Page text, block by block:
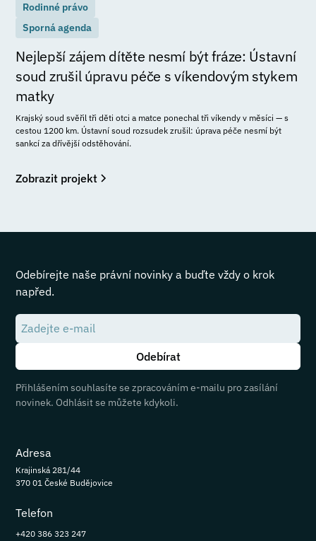
Rodinné právo
Sporná agenda
Nejlepší zájem dítěte nesmí být fráze: Ústavní
soud zrušil úpravu péče s víkendovým stykem
matky
Krajský soud svěřil tři děti otci a matce ponechal tři víkendy v měsíci — s
cestou 1200 km. Ústavní soud rozsudek zrušil: úprava péče nesmí být
sankcí za dřívější odstěhování.
Zobrazit projekt
Odebírejte naše právní novinky a buďte vždy o krok
napřed.
Přihlášením souhlasíte se zpracováním e-mailu pro zasílání
novinek. Odhlásit se můžete kdykoli.
Adresa
Krajinská 281/44
370 01 České Budějovice
Telefon
+420 386 323 247